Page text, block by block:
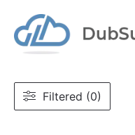
Filtered (0)